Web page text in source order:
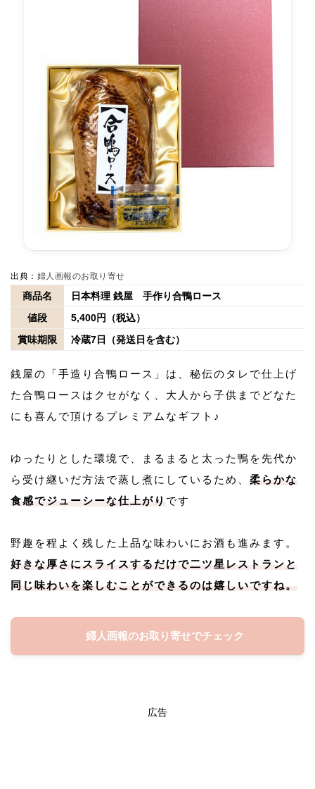
出典： 婦人画報のお取り寄せ
商品名
日本料理 銭屋 手作り合鴨ロース
値段
5,400円（税込）
賞味期限
冷蔵7日（発送日を含む）
銭屋の「手造り合鴨ロース」は、秘伝のタレで仕上げ
た合鴨ロースはクセがなく、大人から子供までどなた
にも喜んで頂けるプレミアムなギフト♪
ゆったりとした環境で、まるまると太った鴨を先代か
ら受け継いだ方法で蒸し煮にしているため、 柔らかな
食感でジューシーな仕上がり です
野趣を程よく残した上品な味わいにお酒も進みます。
好きな厚さにスライスするだけで二ツ星レストランと
同じ味わいを楽しむことができるのは嬉しいですね。
婦人画報のお取り寄せでチェック
広告